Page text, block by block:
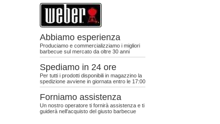
Abbiamo esperienza
Produciamo e commercializziamo i migliori
barbecue sul mercato da oltre 30 anni
Spediamo in 24 ore
Per tutti i prodotti disponibili in magazzino la
spedizione avviene in giornata entro le 17:00
Forniamo assistenza
Un nostro operatore ti fornirà assistenza e ti
guiderà nell'acquisto del giusto barbecue